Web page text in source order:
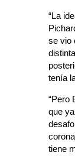
“La
se vio
tenía
“Pero
que
tiene